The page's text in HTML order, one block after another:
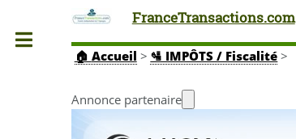
FranceTransactions.com
🏠 Accueil > 🛂 IMPÔTS / Fiscalité >
Annonce partenaire
Toggle